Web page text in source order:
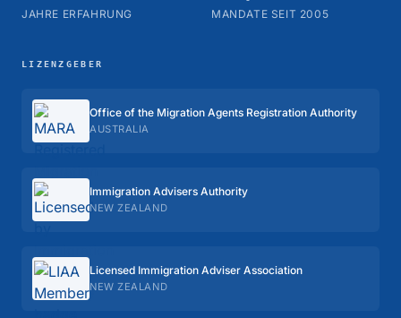
JAHRE ERFAHRUNG MANDATE SEIT 2005
LIZENZGEBER
Office of the Migration Agents Registration Authority
AUSTRALIA
Immigration Advisers Authority
NEW ZEALAND
Licensed Immigration Adviser Association
NEW ZEALAND